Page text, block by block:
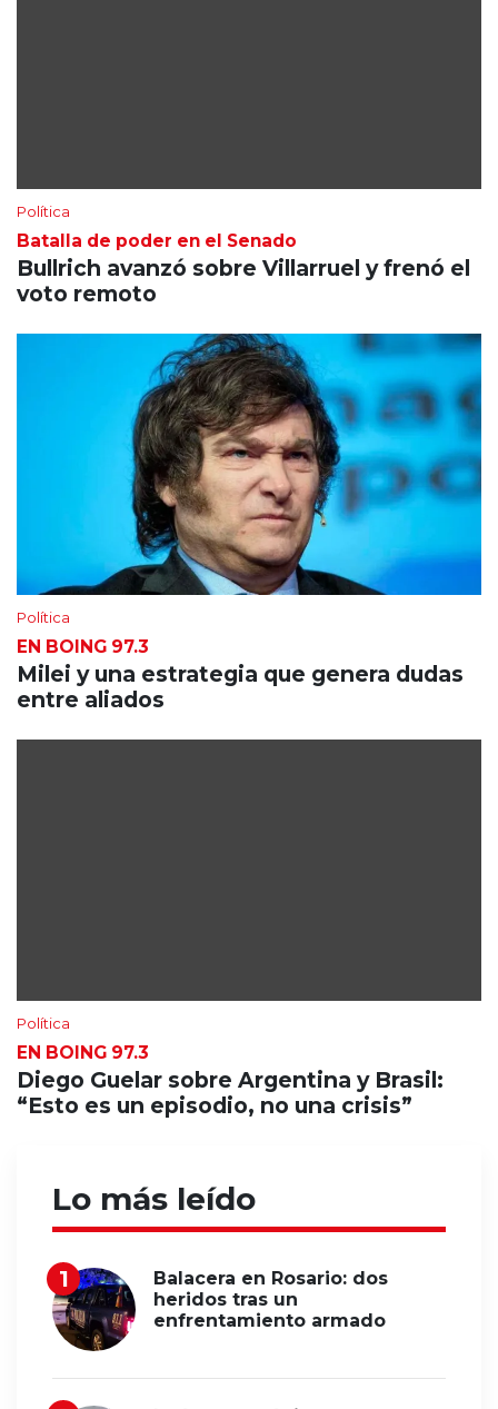
Política
Batalla de poder en el Senado
Bullrich avanzó sobre Villarruel y frenó el
voto remoto
Política
EN BOING 97.3
Milei y una estrategia que genera dudas
entre aliados
Política
EN BOING 97.3
Diego Guelar sobre Argentina y Brasil:
“Esto es un episodio, no una crisis”
Lo más leído
Balacera en Rosario: dos
heridos tras un
enfrentamiento armado